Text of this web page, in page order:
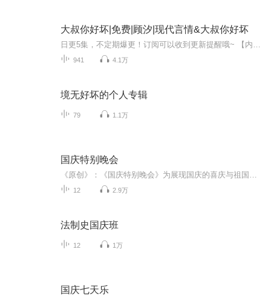
大叔你好坏|免费|顾汐|现代言情&大叔你好坏
941 4.1万
境无好坏的个人专辑
79 1.1万
国庆特别晚会
12 2.9万
法制史国庆班
12 1万
国庆七天乐